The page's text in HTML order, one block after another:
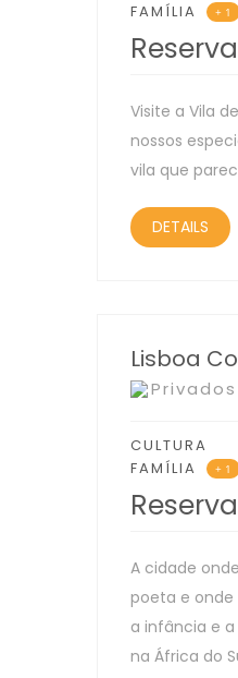
FAMÍLIA
+ 1
Visite a Vila
nossos
vila que
DETAILS
Lisboa
Privados
CULTURA
FAMÍLIA
+ 1
A cidade
poeta e onde
a infância e
na África do